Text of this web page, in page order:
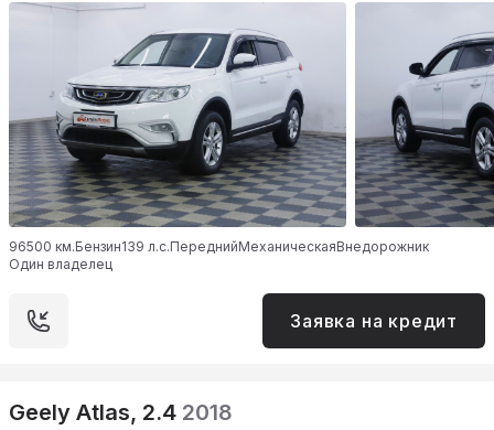
96500 км.Бензин139 л.с.ПереднийМеханическаяВнедорожник
Один владелец
Заявка на кредит
Geely Atlas, 2.4 2018